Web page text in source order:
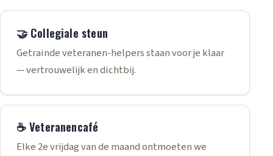
🤝 Collegiale steun
Getrainde veteranen-helpers staan voor je klaar
— vertrouwelijk en dichtbij.
☕ Veteranencafé
Elke 2e vrijdag van de maand ontmoeten we